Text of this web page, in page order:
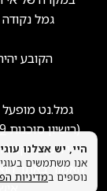
גמל
הקובע
גמל.נט מופעל
(רישיון סוכנות
ייתכן שנקבל
האמור באתר הוא
היי, יש אצלנו
אנו משתמשים
נוספים במדיניות